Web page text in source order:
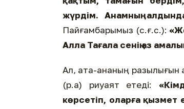
жүрдім. Анамның
Пайғамбарымыз (с.ғ.с.):
Алла Тағала сенің аз
Ал, ата-ананың разылығын
(р.а) риуаят етеді:
көрсетіп, оларға қызмет